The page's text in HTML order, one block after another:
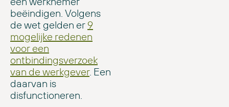
beëindigen. Volgens
de wet gelden er9
mogelijke redenen
voor een
ontbindingsverzoek
van de werkgever. Een
daarvan is
disfunctioneren.